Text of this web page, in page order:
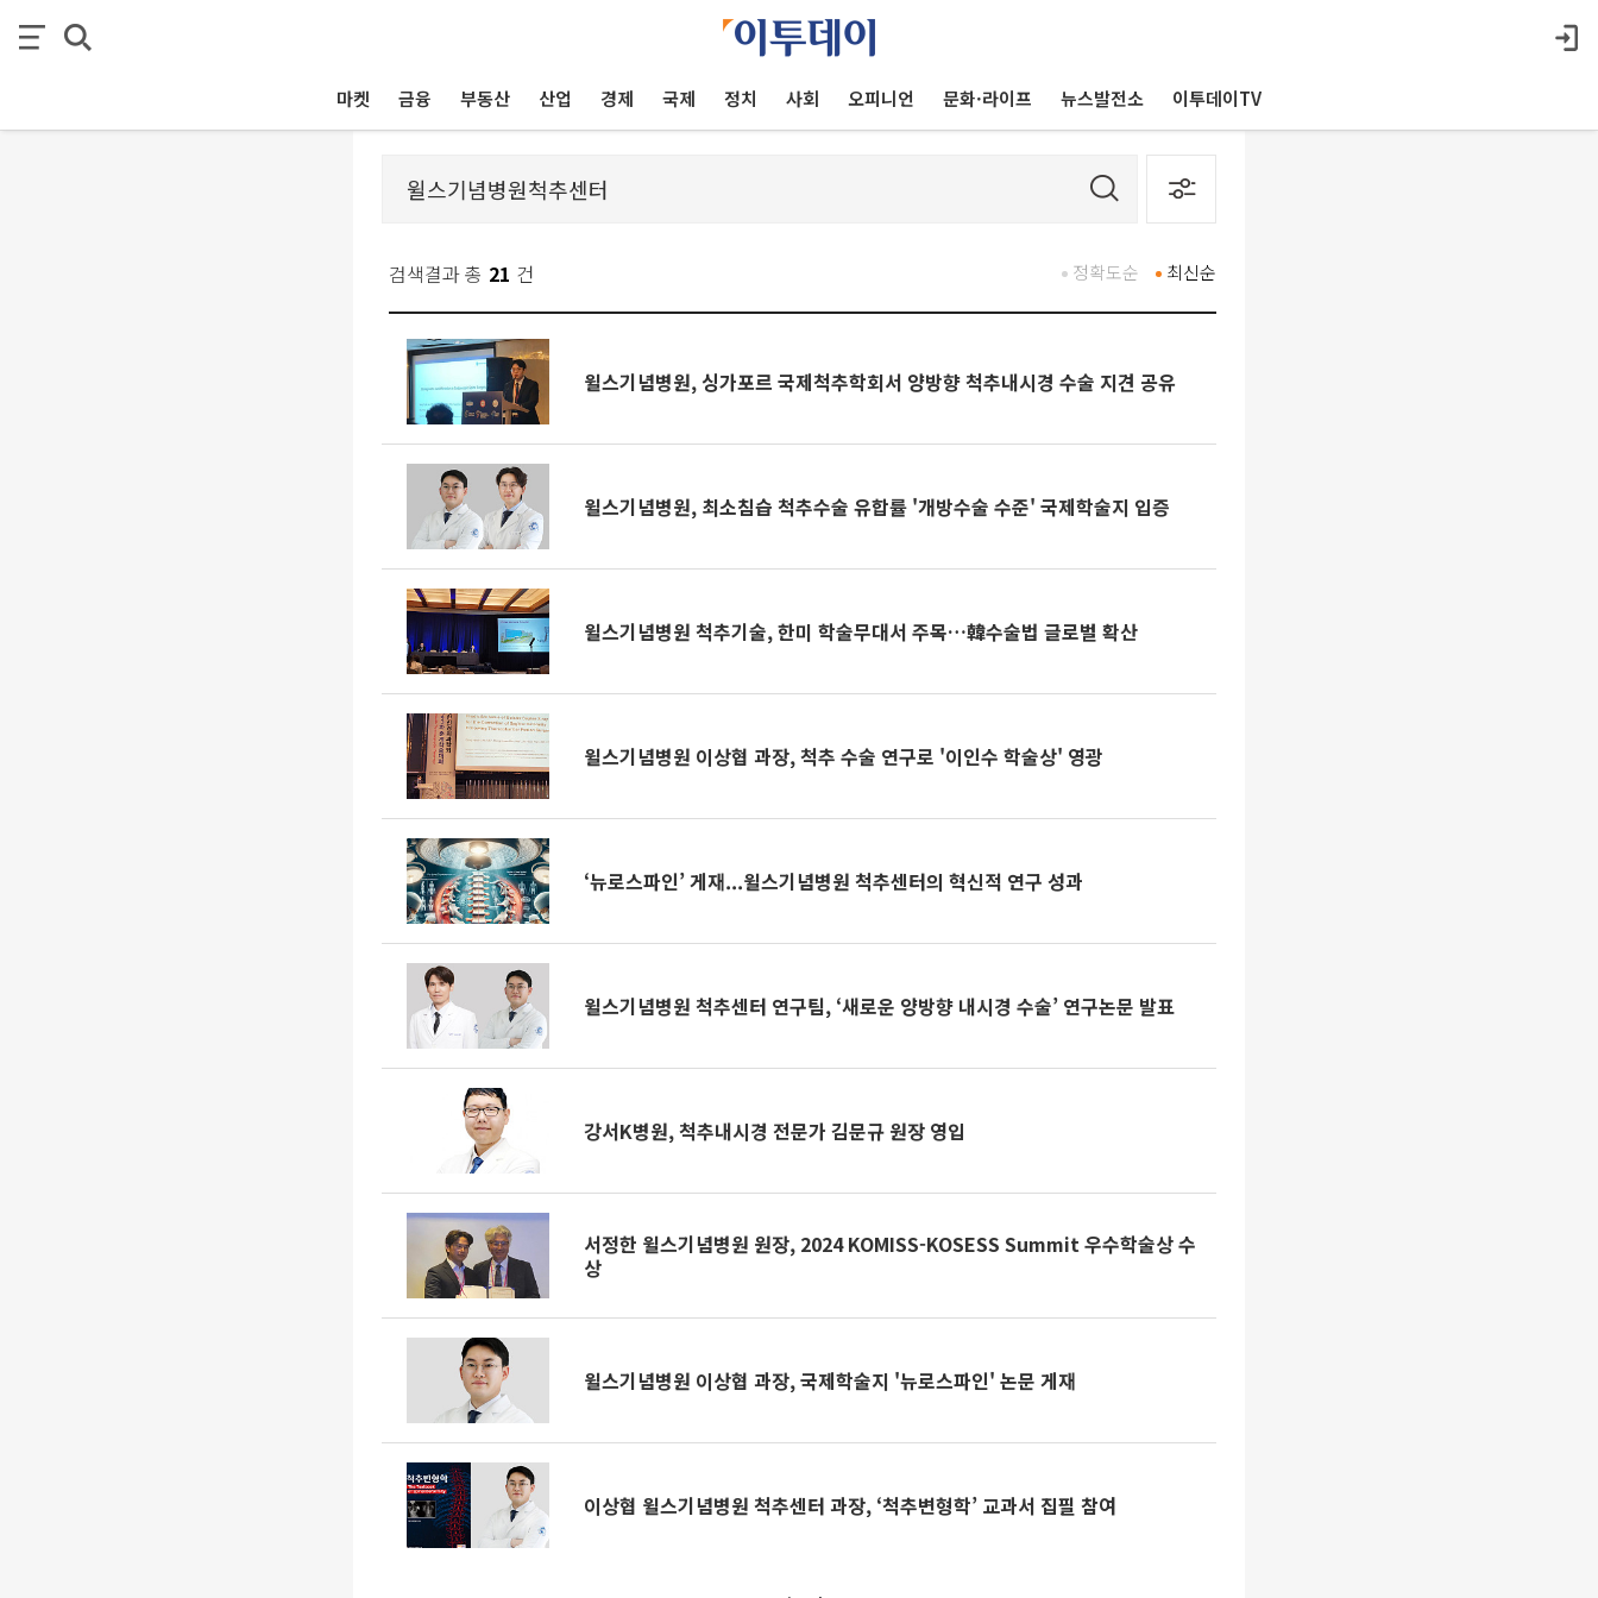
마켓 금융 부동산 산업 경제 국제 정치 사회 오피니언 문화·라이프 뉴스발전소 이투데이TV
검색결과 총 21 건 최신순
정확도순
윌스기념병원, 싱가포르 국제척추학회서 양방향 척추내시경 수술 지견 공유
윌스기념병원, 최소침습 척추수술 유합률 '개방수술 수준' 국제학술지 입증
윌스기념병원 척추기술, 한미 학술무대서 주목…韓수술법 글로벌 확산
윌스기념병원 이상협 과장, 척추 수술 연구로 '이인수 학술상' 영광
‘뉴로스파인’ 게재...윌스기념병원 척추센터의 혁신적 연구 성과
윌스기념병원 척추센터 연구팀, ‘새로운 양방향 내시경 수술’ 연구논문 발표
강서K병원, 척추내시경 전문가 김문규 원장 영입
서정한 윌스기념병원 원장, 2024 KOMISS-KOSESS Summit 우수학술상 수
상
윌스기념병원 이상협 과장, 국제학술지 '뉴로스파인' 논문 게재
이상협 윌스기념병원 척추센터 과장, ‘척추변형학’ 교과서 집필 참여